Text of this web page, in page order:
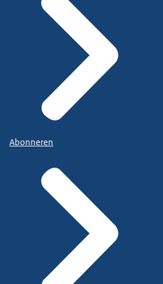
Abonneren